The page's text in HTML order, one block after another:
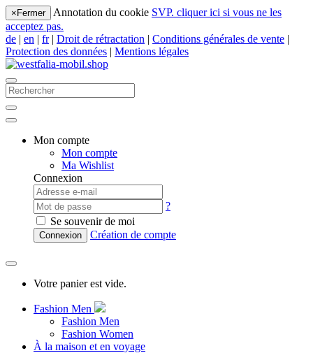
× Fermer Annotation du cookie SVP. cliquer ici si vous ne les
acceptez pas.
de | en | fr | Droit de rétractation | Conditions générales de vente |
Protection des données | Mentions légales
Mon compte
Mon compte
Ma Wishlist
Connexion
?
Se souvenir de moi
Connexion Création de compte
Votre panier est vide.
Fashion Men
Fashion Men
Fashion Women
À la maison et en voyage